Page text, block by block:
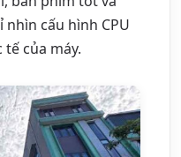
cấu hình CPU
của máy.